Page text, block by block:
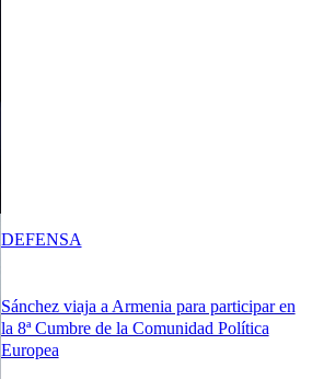
Sánchez viaja a Armenia para participar en
la 8ª Cumbre de la Comunidad Política
Europea
DEFENSA